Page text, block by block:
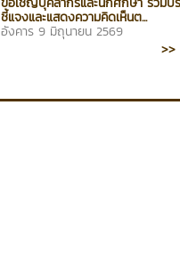
ชี้แจงและแสดงความคิดเห็นต...
อังคาร 9 มิถุนายน 2569
>>